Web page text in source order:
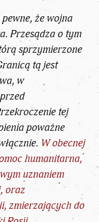
że wojna
Przesądza o tym
sprzymierzone
tą jest
w
tej
poważne
W obecnej
humanitarna,
uznaniem
oraz
zmierzających do